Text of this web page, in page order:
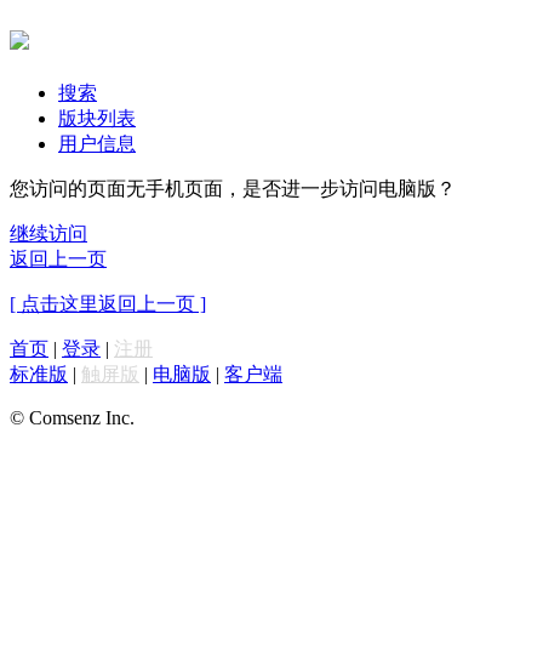
搜索
版块列表
用户信息
您访问的页面无手机页面，是否进一步访问电脑版？
继续访问
返回上一页
[ 点击这里返回上一页 ]
首页 | 登录 | 注册
标准版 | 触屏版 | 电脑版 | 客户端
© Comsenz Inc.